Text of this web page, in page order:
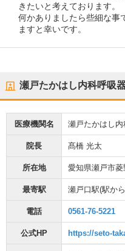
きたいと考えております。
何かありましたら些細な事
ますと幸いです。
瀬戸たかはし内科呼吸
医療機関名 瀬戸たかはし
院長 髙橋 光太
所在地 愛知県瀬戸市菱
最寄駅 瀬戸口駅(駅から
電話 0561-76-5221
公式HP https://seto-